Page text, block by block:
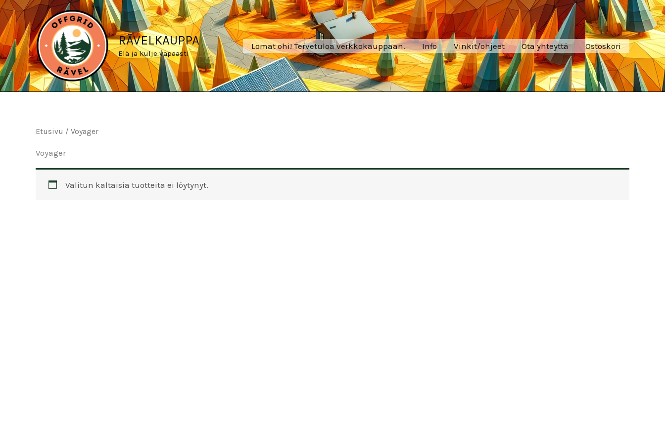
Siirry
sisältöön
RÄVELKAUPPA
Elä ja kulje vapaasti
Lomat ohi! Tervetuloa verkkokauppaan. Info Vinkit/ohjeet Ota yhteyttä Ostoskori
Etusivu / Voyager
Voyager
Valitun kaltaisia tuotteita ei löytynyt.